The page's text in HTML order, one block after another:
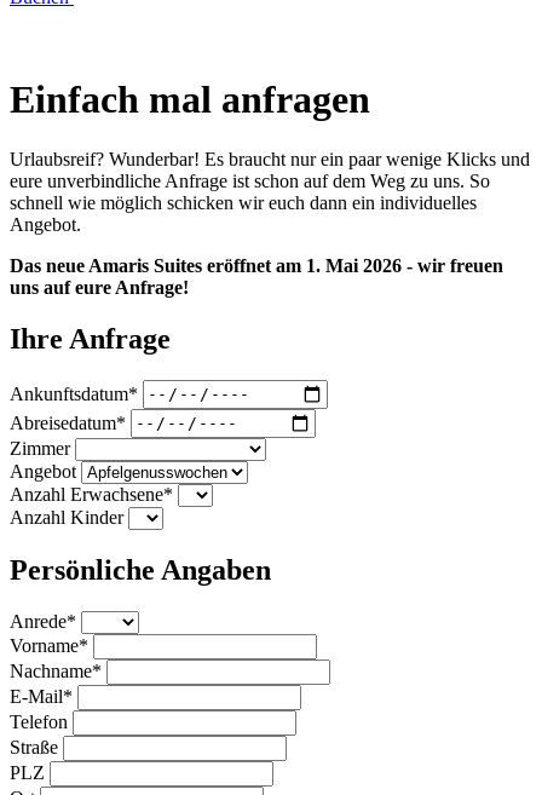
Einfach mal anfragen
Urlaubsreif? Wunderbar! Es braucht nur ein paar wenige Klicks und
eure unverbindliche Anfrage ist schon auf dem Weg zu uns. So
schnell wie möglich schicken wir euch dann ein individuelles
Angebot.
Das neue Amaris Suites eröffnet am 1. Mai 2026 - wir freuen
uns auf eure Anfrage!
Ihre Anfrage
Ankunftsdatum*
Abreisedatum*
Zimmer
Angebot
Anzahl Erwachsene*
Anzahl Kinder
Persönliche Angaben
Anrede*
Vorname*
Nachname*
E-Mail*
Telefon
Straße
PLZ